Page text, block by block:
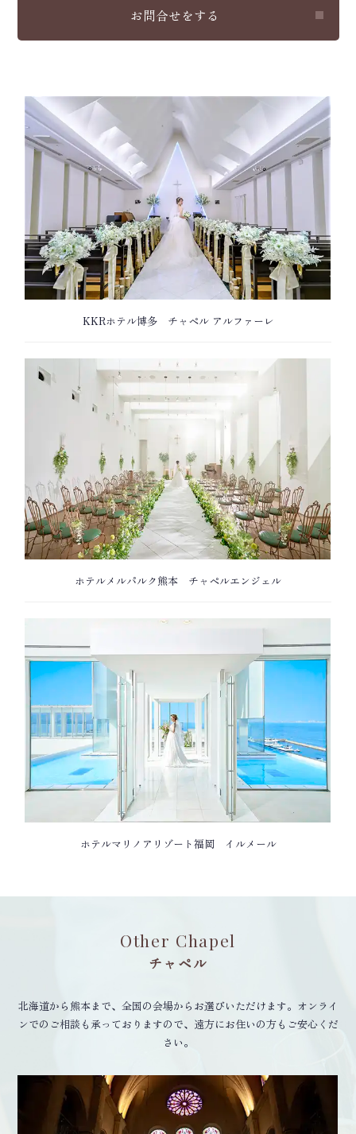
お問合せをする
KKRホテル博多 チャペル アルファーレ
ホテルメルパルク熊本 チャペルエンジェル
ホテルマリノアリゾート福岡 イルメール
Other Chapel
チャペル
北海道から熊本まで、全国の会場からお選びいただけます。オンライ
ンでのご相談も承っておりますので、遠方にお住いの方もご安心くだ
さい。